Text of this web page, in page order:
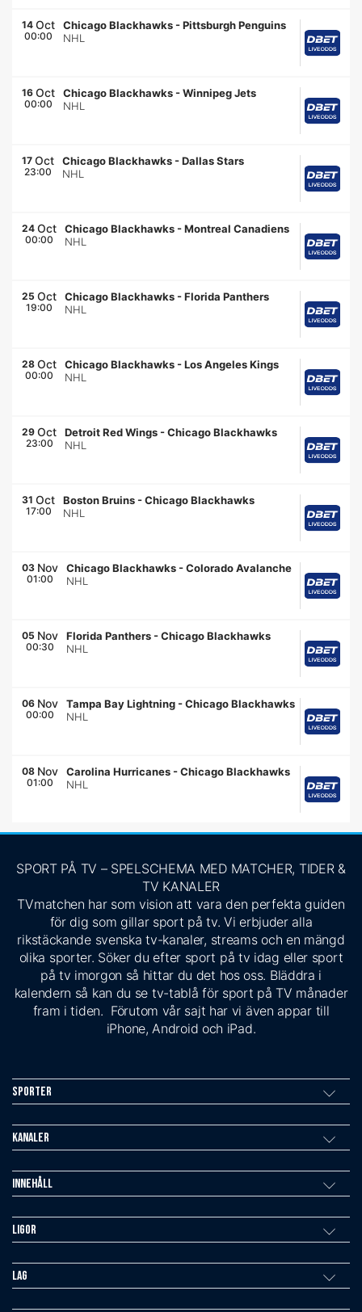
14 Oct
00:00
Chicago Blackhawks -Pittsburgh Penguins
NHL
16 Oct
00:00
Chicago Blackhawks -Winnipeg Jets
NHL
17 Oct
23:00
Chicago Blackhawks -Dallas Stars
NHL
24 Oct
00:00
Chicago Blackhawks -Montreal Canadiens
NHL
25 Oct
19:00
Chicago Blackhawks -Florida Panthers
NHL
28 Oct
00:00
Chicago Blackhawks -Los Angeles Kings
NHL
29 Oct
23:00
Detroit Red Wings -Chicago Blackhawks
NHL
31 Oct
17:00
Boston Bruins -Chicago Blackhawks
NHL
03 Nov
01:00
Chicago Blackhawks -Colorado Avalanche
NHL
05 Nov
00:30
Florida Panthers -Chicago Blackhawks
NHL
06 Nov
00:00
Tampa Bay Lightning -Chicago Blackhawks
NHL
08 Nov
01:00
Carolina Hurricanes -Chicago Blackhawks
NHL
SPORT PÅ TV – SPELSCHEMA MED MATCHER, TIDER &
TV KANALER
TVmatchen har som vision att vara den perfekta guiden
för dig som gillar sport på tv. Vi erbjuder alla
rikstäckande svenska tv-kanaler, streams och en mängd
olika sporter. Söker du efter sport på tv idag eller sport
på tv imorgon så hittar du det hos oss. Bläddra i
kalendern så kan du se tv-tablå för sport på TV månader
fram i tiden. Förutom vår sajt har vi även appar till
iPhone, Android och iPad.
Sporter
Kanaler
Innehåll
Ligor
Lag